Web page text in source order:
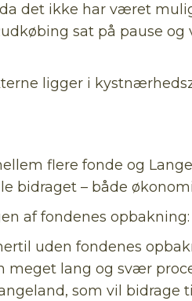
det ikke har været
sat på pause
ligger i
flere fonde og
bidraget – både
af fondenes opbakning:
uden fondenes
lang og svær
som vil